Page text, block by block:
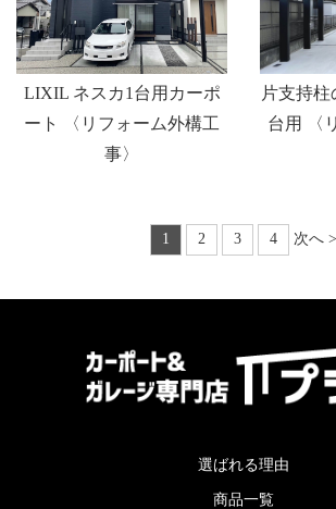
LIXIL ネスカ1台用カーポ
ート 〈リフォーム外構工
事〉
片支持柱
台用 〈
1 2 3 4 次へ >
選ばれる理由
商品一覧